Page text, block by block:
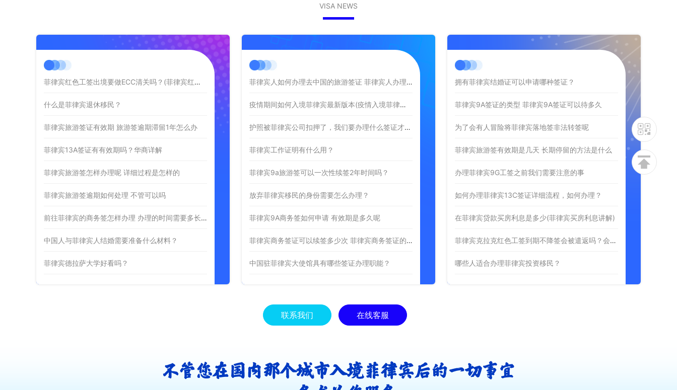
VISA NEWS
菲律宾红色工签出境要做ECC清关吗？(菲律宾红色工签出境做ECC)
什么是菲律宾退休移民？
菲律宾旅游签证有效期 旅游签逾期滞留1年怎么办
菲律宾13A签证有有效期吗？华商详解
菲律宾旅游签怎样办理呢 详细过程是怎样的
菲律宾旅游签逾期如何处理 不管可以吗
前往菲律宾的商务签怎样办理 办理的时间需要多长呢
中国人与菲律宾人结婚需要准备什么材料？
菲律宾德拉萨大学好看吗？
菲律宾人如何办理去中国的旅游签证 菲律宾人办理旅游签证流程
疫情期间如何入境菲律宾最新版本(疫情入境菲律宾最新情况)
护照被菲律宾公司扣押了，我们要办理什么签证才能回国
菲律宾工作证明有什么用？
菲律宾9a旅游签可以一次性续签2年时间吗？
放弃菲律宾移民的身份需要怎么办理？
菲律宾9A商务签如何申请 有效期是多久呢
菲律宾商务签证可以续签多少次 菲律宾商务签证的有效期
中国驻菲律宾大使馆具有哪些签证办理职能？
拥有菲律宾结婚证可以申请哪种签证？
菲律宾9A签证的类型 菲律宾9A签证可以待多久
为了会有人冒险将菲律宾落地签非法转签呢
菲律宾旅游签有效期是几天 长期停留的方法是什么
办理菲律宾9G工签之前我们需要注意的事
如何办理菲律宾13C签证详细流程，如何办理？
在菲律宾贷款买房利息是多少(菲律宾买房利息讲解)
菲律宾克拉克红色工签到期不降签会被遣返吗？会有什么后果？
哪些人适合办理菲律宾投资移民？
联系我们 在线客服